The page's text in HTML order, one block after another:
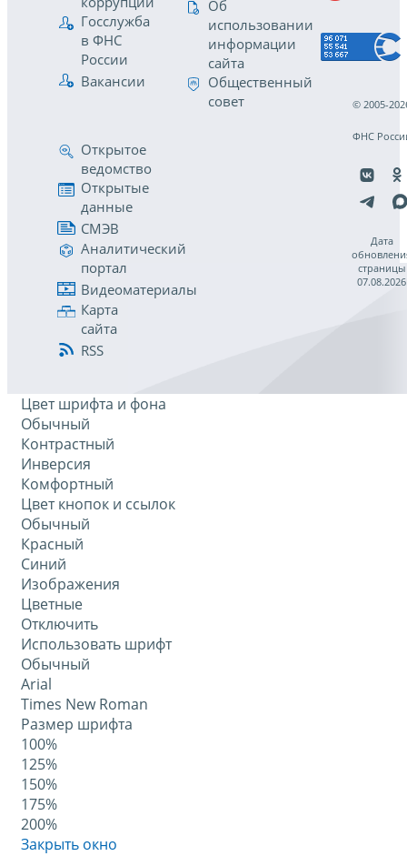
Госслужба
в ФНС
России
Вакансии
Об
использовании
информации
сайта
Общественный
совет
Открытое
ведомство
Открытые
данные
СМЭВ
Аналитический
портал
Видеоматериалы
Карта
сайта
RSS
© 2005-
ФНС
Дата
страницы
07.08.2026
Цвет шрифта и фона
Обычный
Контрастный
Инверсия
Комфортный
Цвет кнопок и ссылок
Обычный
Красный
Синий
Изображения
Цветные
Отключить
Использовать шрифт
Обычный
Arial
Times New Roman
Размер шрифта
100%
125%
150%
175%
200%
Закрыть окно